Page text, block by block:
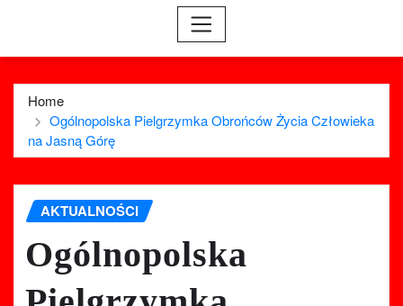
Home
Ogólnopolska Pielgrzymka Obrońców Życia Człowieka
na Jasną Górę
AKTUALNOŚCI
Ogólnopolska